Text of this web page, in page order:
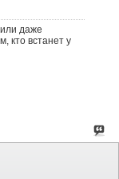
даже
кто встанет у